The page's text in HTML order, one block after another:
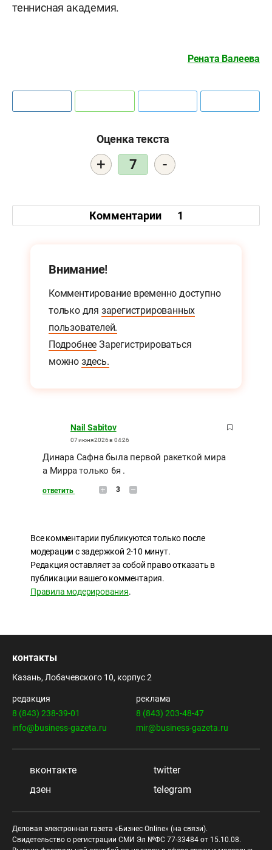
теннисная академия.
Рената Валеева
Оценка текста
+ 7 -
Комментарии 1
Внимание!
Комментирование временно доступно
только для зарегистрированных
пользователей.
Подробнее Зарегистрироваться
можно здесь.
Nail Sabitov
07 июня 2026 в 04:26
Динара Сафна была первой ракеткой мира
а Мирра только 6я .
ответить 3
Все комментарии публикуются только после
модерации с задержкой 2-10 минут.
Редакция оставляет за собой право отказать в
публикации вашего комментария.
Правила модерирования.
контакты
Казань, Лобачевского 10, корпус 2
редакция
8 (843) 238-39-01
info@business-gazeta.ru
реклама
8 (843) 203-48-47
mir@business-gazeta.ru
вконтакте
twitter
дзен
telegram
Деловая электронная газета «Бизнес Online» (на связи).
Свидетельство о регистрации СМИ Эл №ФС 77-33484 от 15.10.08.